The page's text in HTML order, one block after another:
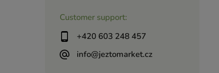
Customer support:
+420 603 248 457
info@jeztomarket.cz